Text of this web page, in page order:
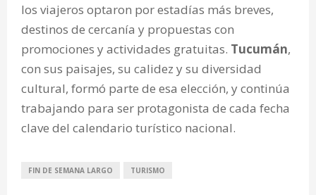
los viajeros optaron por estadías más breves,
destinos de cercanía y propuestas con
promociones y actividades gratuitas. Tucumán,
con sus paisajes, su calidez y su diversidad
cultural, formó parte de esa elección, y continúa
trabajando para ser protagonista de cada fecha
clave del calendario turístico nacional.
FIN DE SEMANA LARGO TURISMO